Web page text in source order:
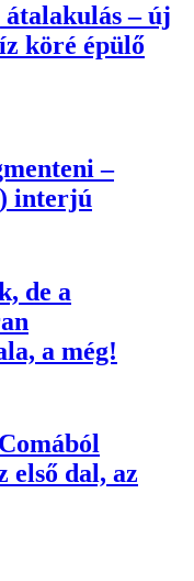
– új
köré épülő
–
interjú
de a
a még!
első dal, az